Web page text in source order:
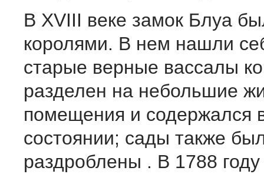
В XVIII веке замок Блуа
королями. В нем нашли
старые верные вассалы
разделен на небольшие
помещения и содержался
состоянии; сады также
раздроблены . В 1788